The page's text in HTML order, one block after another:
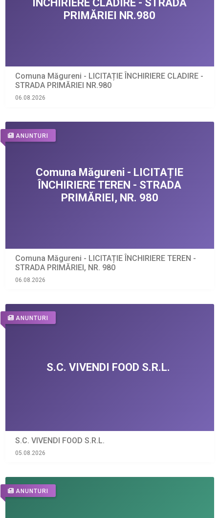
Comuna Măgureni - LICITAȚIE ÎNCHIRIERE CLADIRE -
STRADA PRIMĂRIEI NR.980
06.08.2026
ANUNTURI
Comuna Măgureni - LICITAȚIE ÎNCHIRIERE TEREN -
STRADA PRIMĂRIEI, NR. 980
06.08.2026
ANUNTURI
S.C. VIVENDI FOOD S.R.L.
05.08.2026
ANUNTURI